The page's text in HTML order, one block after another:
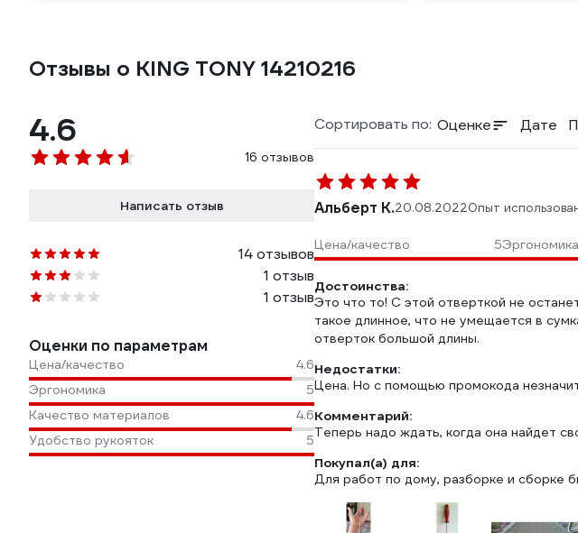
Отзывы о KING TONY 14210216
4.6
16 отзывов
Написать отзыв
14 отзывов
1 отзыв
1 отзыв
Оценки по параметрам
Цена/качество
4.6
Эргономика
5
Качество материалов
4.6
Удобство рукояток
5
Сортировать по: Оценке Дате
Альберт К.20.08.2022Опыт
Цена/качество 5Эргономика
Достоинства:
Это что то! С этой отверткой не
такое длинное, что не умещается в
отверток большой длины.
Недостатки:
Цена. Но с помощью промокода
Комментарий:
Теперь надо ждать, когда она найдет
Покупал(а) для:
Для работ по дому, разборке и сборке